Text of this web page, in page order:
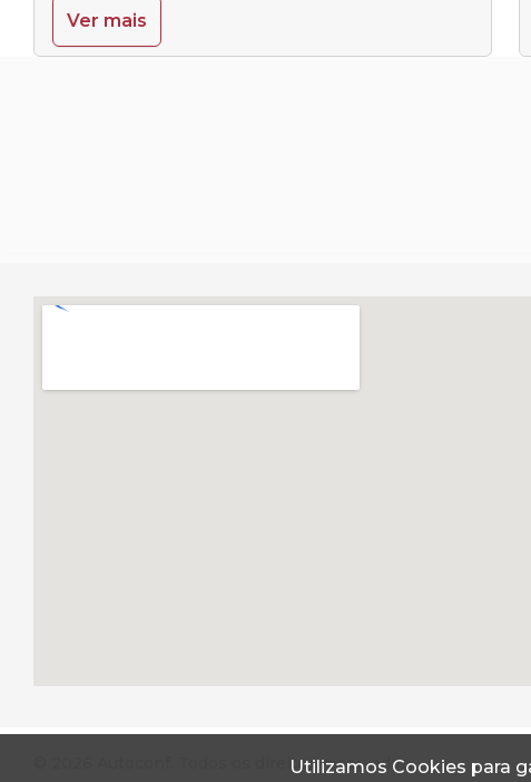
Utilizamos Cookies para
Ver mais
© 2026 Autoconf. Todos os direitos reservados.